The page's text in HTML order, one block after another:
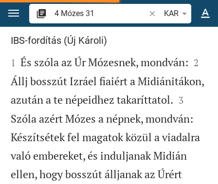
Ugrás a tartalomra
Igevers vagy szó
KAR
4 Mózes 31
IBS-fordítás (Új Károli)

1 És szóla az Úr Mózesnek, mondván: 

2
Állj bosszút Izráel fiaiért a Midiánitákon,
azután a te népeidhez takaríttatol. 

3
Szóla azért Mózes a népnek, mondván:
Készítsétek fel magatok közül a viadalra
való embereket, és induljanak Midián
ellen, hogy bosszút álljanak az Úrért